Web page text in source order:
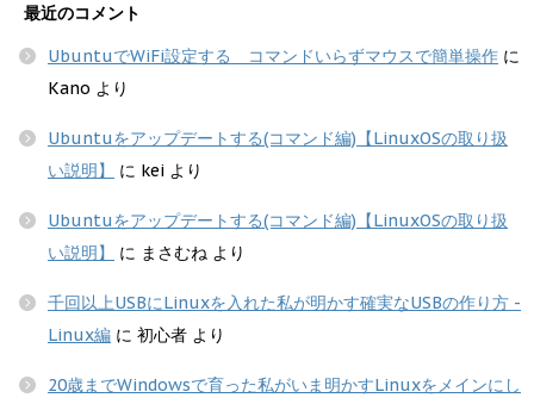
最近のコメント
UbuntuでWiFi設定する コマンドいらずマウスで簡単操作 に
Kano より
Ubuntuをアップデートする(コマンド編)【LinuxOSの取り扱
い説明】
に kei より
Ubuntuをアップデートする(コマンド編)【LinuxOSの取り扱
い説明】
に まさむね より
千回以上USBにLinuxを入れた私が明かす確実なUSBの作り方 -
Linux編 に 初心者 より
20歳までWindowsで育った私がいま明かすLinuxをメインにし